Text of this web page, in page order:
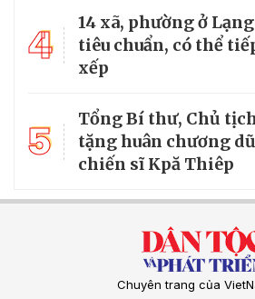
4
14 xã, phường ở
tiêu chuẩn, có thể
xếp
5
Tổng Bí thư, Chủ
tặng huân chương
chiến sĩ Kpă Thiêp
Chuyên trang của